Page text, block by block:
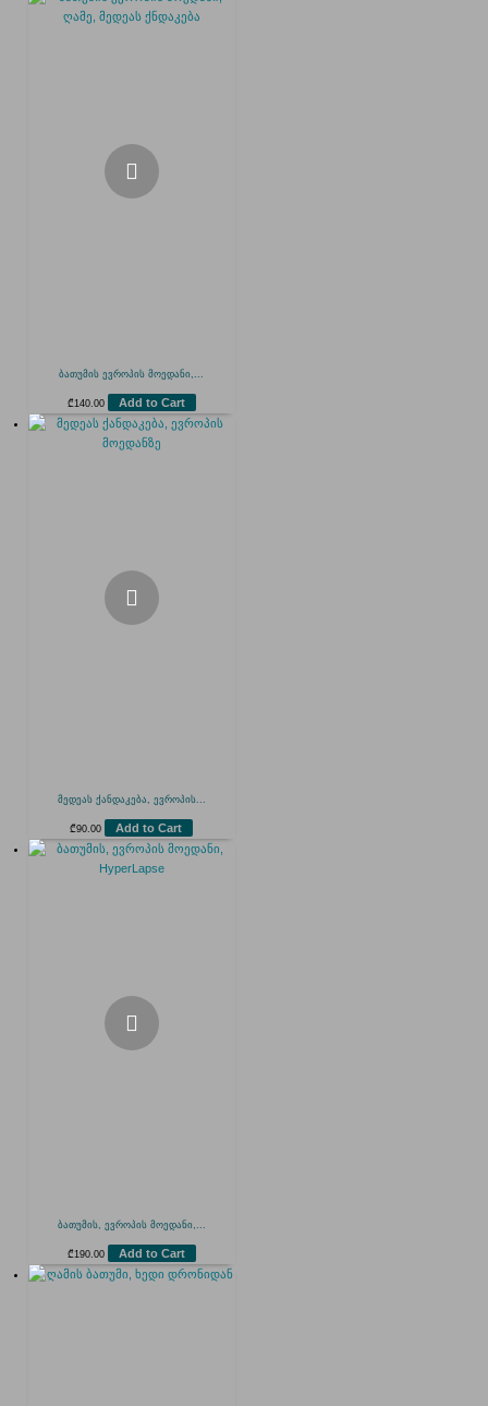
ბათუმის ევროპის მოედანი,...
₾ 140.00 Add to Cart
მედეას ქანდაკება, ევროპის...
₾90.00 Add to Cart
ბათუმის, ევროპის მოედანი,...
₾ 190.00 Add to Cart